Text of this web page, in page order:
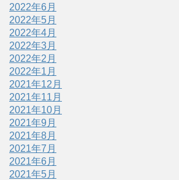
2022年6月
2022年5月
2022年4月
2022年3月
2022年2月
2022年1月
2021年12月
2021年11月
2021年10月
2021年9月
2021年8月
2021年7月
2021年6月
2021年5月